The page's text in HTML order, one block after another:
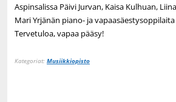
Aspinsalissa Päivi Jurvan, Kaisa Kulhuan,
Mari Yrjänän piano- ja
Tervetuloa, vapaa pääsy!
Kategoriat: Musiikkiopisto